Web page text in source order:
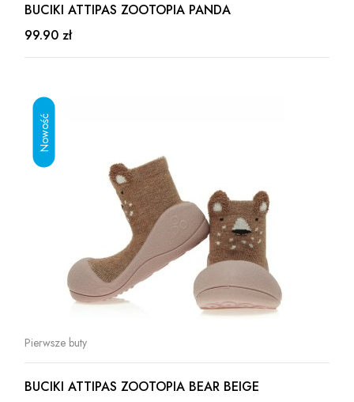
BUCIKI ATTIPAS ZOOTOPIA PANDA
99.90 zł
Pierwsze buty
BUCIKI ATTIPAS ZOOTOPIA BEAR BEIGE